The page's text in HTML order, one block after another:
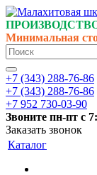
Минимальная
+7 (343) 288-76-86
+7 (343) 288-76-86
+7 952 730-03-90
Звоните пн-пт с
Заказать звонок
Каталог